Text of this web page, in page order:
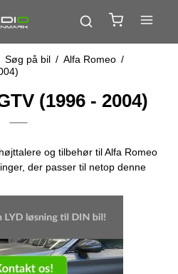
Søg på bil / Alfa Romeo /
(1996 - 2004)
og tilbehør til Alfa Romeo
der passer til netop denne